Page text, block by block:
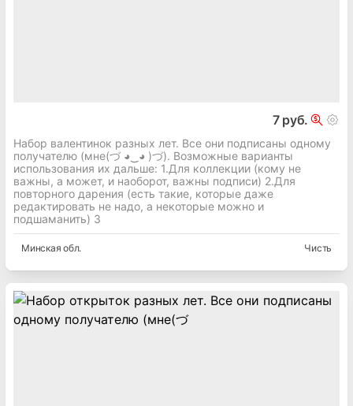
7 руб.
Набор валентинок разных лет. Все они подписаны одному
получателю (мне(づ ◕‿◕ )づ). Возможные варианты
использования их дальше: 1.Для коллекции (кому не
важны, а может, и наоборот, важны подписи) 2.Для
повторного дарения (есть такие, которые даже
редактировать не надо, а некоторые можно и
подшаманить) 3
Минская обл. Чисть